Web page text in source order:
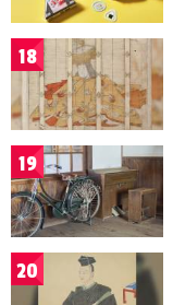
18
19
20